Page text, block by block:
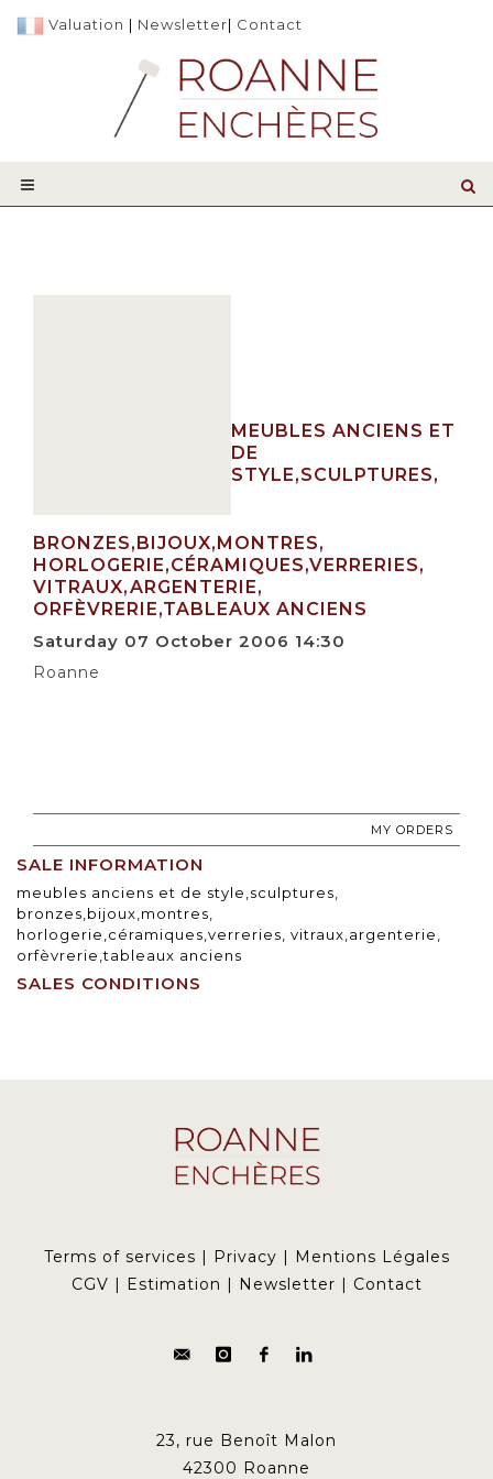
Valuation | Newsletter| Contact
MEUBLES ANCIENS ET
DE
STYLE,SCULPTURES,
BRONZES,BIJOUX,MONTRES,
HORLOGERIE,CÉRAMIQUES,VERRERIES,
VITRAUX,ARGENTERIE,
ORFÈVRERIE,TABLEAUX ANCIENS
Saturday 07 October 2006 14:30
Roanne
MY ORDERS
SALE INFORMATION
meubles anciens et de style,sculptures,
bronzes,bijoux,montres,
horlogerie,céramiques,verreries, vitraux,argenterie,
orfèvrerie,tableaux anciens
SALES CONDITIONS
Terms of services Privacy
Mentions Légales
CGV
Estimation Newsletter Contact
23, rue Benoît Malon
42300 Roanne